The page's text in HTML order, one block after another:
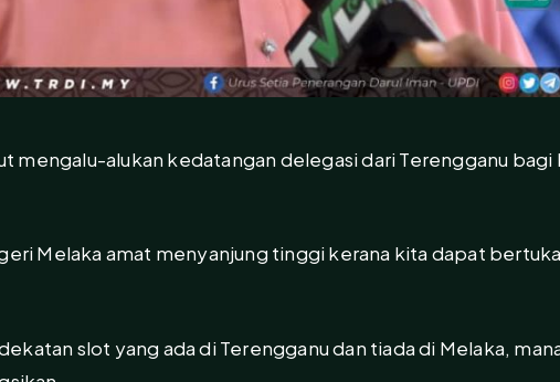
mengalu-alukan kedatangan delegasi dari Terengganu bagi
Melaka amat menyanjung tinggi kerana kita dapat
slot yang ada di Terengganu dan tiada di Melaka,